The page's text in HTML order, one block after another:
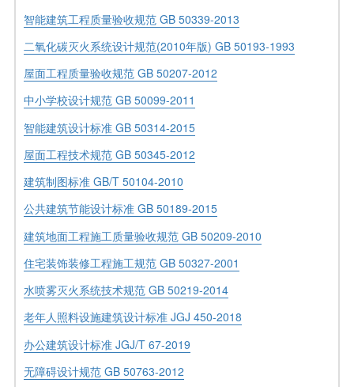
智能建筑工程质量验收规范 GB 50339-2013
二氧化碳灭火系统设计规范(2010年版) GB 50193-1993
屋面工程质量验收规范 GB 50207-2012
中小学校设计规范 GB 50099-2011
智能建筑设计标准 GB 50314-2015
屋面工程技术规范 GB 50345-2012
建筑制图标准 GB/T 50104-2010
公共建筑节能设计标准 GB 50189-2015
建筑地面工程施工质量验收规范 GB 50209-2010
住宅装饰装修工程施工规范 GB 50327-2001
水喷雾灭火系统技术规范 GB 50219-2014
老年人照料设施建筑设计标准 JGJ 450-2018
办公建筑设计标准 JGJ/T 67-2019
无障碍设计规范 GB 50763-2012